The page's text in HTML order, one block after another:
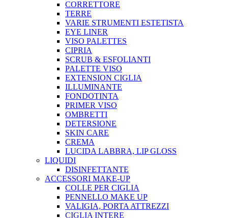
CORRETTORE
TERRE
VARIE STRUMENTI ESTETISTA
EYE LINER
VISO PALETTES
CIPRIA
SCRUB & ESFOLIANTI
PALETTE VISO
EXTENSION CIGLIA
ILLUMINANTE
FONDOTINTA
PRIMER VISO
OMBRETTI
DETERSIONE
SKIN CARE
CREMA
LUCIDA LABBRA, LIP GLOSS
LIQUIDI
DISINFETTANTE
ACCESSORI MAKE-UP
COLLE PER CIGLIA
PENNELLO MAKE UP
VALIGIA, PORTA ATTREZZI
CIGLIA INTERE